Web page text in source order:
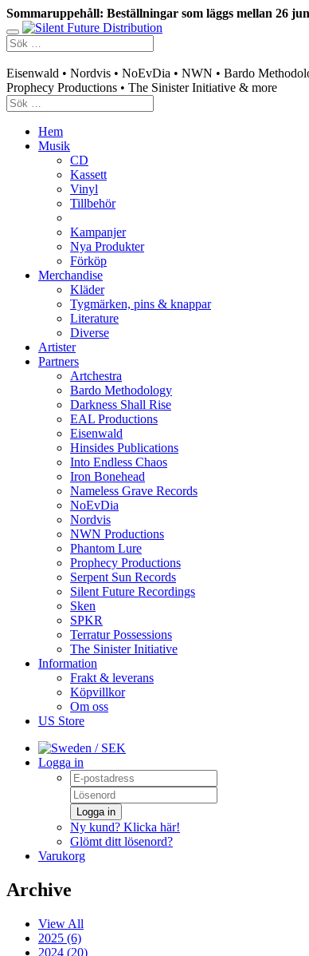
Sommaruppehåll: Beställningar som läggs mellan 26
Eisenwald • Nordvis • NoEvDia • NWN • Bardo
Prophecy Productions • The Sinister Initiative & more
Hem
Musik
CD
Kassett
Vinyl
Tillbehör
Kampanjer
Nya Produkter
Förköp
Merchandise
Kläder
Tygmärken, pins & knappar
Literature
Diverse
Artister
Partners
Artchestra
Bardo Methodology
Darkness Shall Rise
EAL Productions
Eisenwald
Hinsides Publications
Into Endless Chaos
Iron Bonehead
Nameless Grave Records
NoEvDia
Nordvis
NWN Productions
Phantom Lure
Prophecy Productions
Serpent Sun Records
Silent Future Recordings
Sken
SPKR
Terratur Possessions
The Sinister Initiative
Information
Frakt & leverans
Köpvillkor
Om oss
US Store
/ SEK
Logga in
Logga in
Ny kund? Klicka här!
Glömt ditt lösenord?
Varukorg
Archive
View All
2025 (6)
2024 (20)